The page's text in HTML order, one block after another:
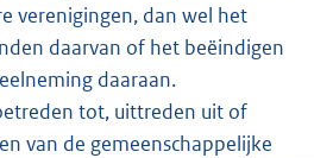
verenigingen, dan wel het
daarvan of het beëindigen
daaraan.
tot, uittreden uit of
van de gemeenschappelijke